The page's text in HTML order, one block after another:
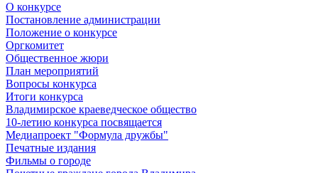
О конкурсе
Постановление администрации
Положение о конкурсе
Оргкомитет
Общественное жюри
План мероприятий
Вопросы конкурса
Итоги конкурса
Владимирское краеведческое общество
10-летию конкурса посвящается
Медиапроект "Формула дружбы"
Печатные издания
Фильмы о городе